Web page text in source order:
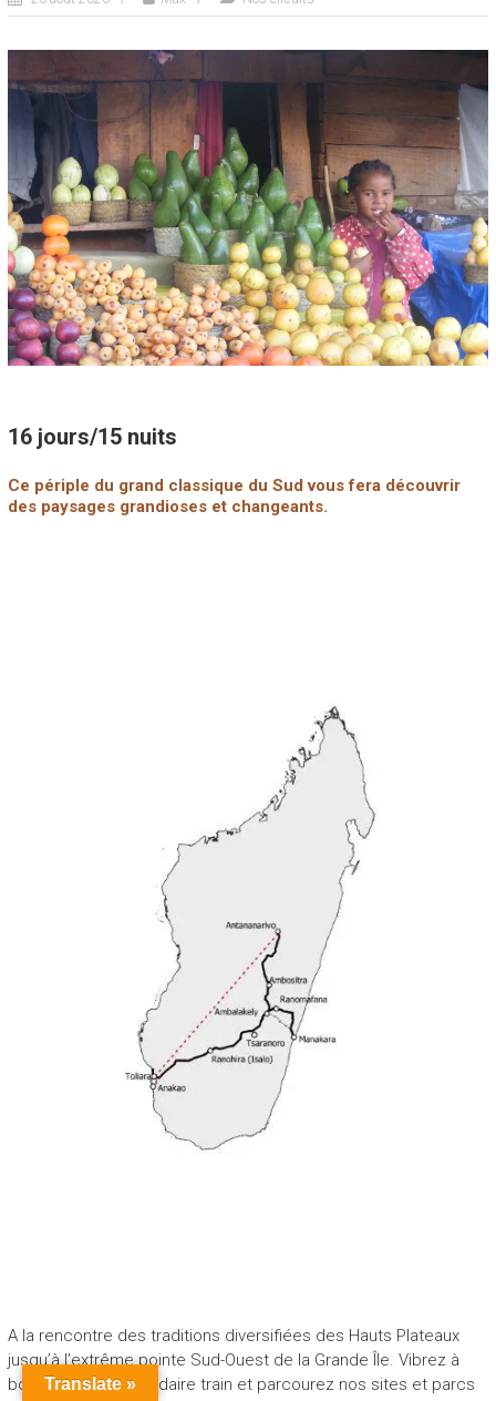
16 jours/15 nuits
Ce périple du grand classique du Sud vous fera découvrir
des paysages grandioses et changeants.
A la rencontre des traditions diversifiées des Hauts Plateaux
jusqu’à l’extrême pointe Sud-Ouest de la Grande Île. Vibrez à
bord de notre légendaire train et parcourez nos sites et parcs
Translate »